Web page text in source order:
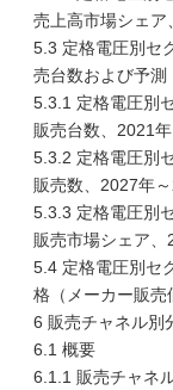
売上高市場シェ
5.3 定格電圧別セ
売台数および予測
5.3.1 定格電圧別
販売台数、2021
5.3.2 定格電圧別
販売数、2027年
5.3.3 定格電圧別
販売市場シェア
5.4 定格電圧別セ
格（メーカー販
6 販売チャネル別
6.1 概要
6.1.1 販売チャネ